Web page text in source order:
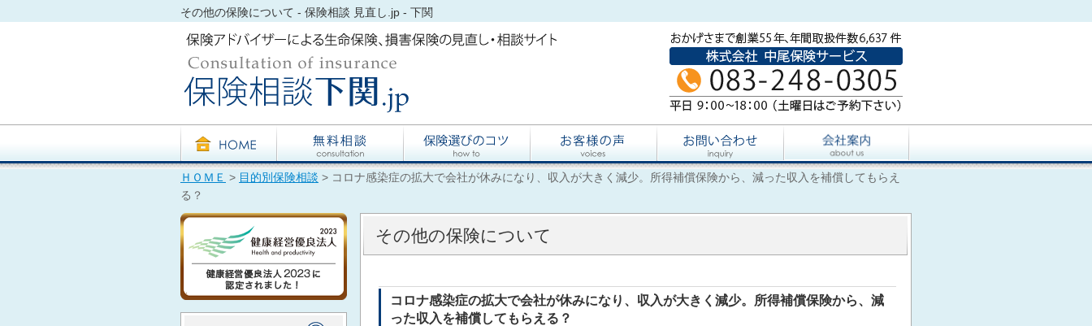
その他の保険について - 保険相談 見直し.jp - 下関
ＨＯＭＥ > 目的別保険相談 > コロナ感染症の拡大で会社が休みになり、収入が大きく減少。所得補償保険から、減った収入を補償してもらえ
る？
その他の保険について
コロナ感染症の拡大で会社が休みになり、収入が大きく減少。所得補償保険から、減
った収入を補償してもらえる？